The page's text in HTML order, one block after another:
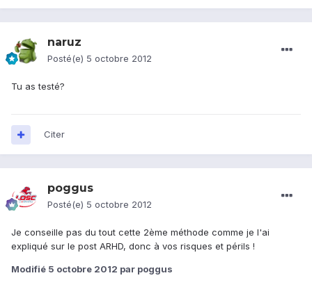
naruz
Posté(e) 5 octobre 2012
Tu as testé?
Citer
poggus
Posté(e) 5 octobre 2012
Je conseille pas du tout cette 2ème méthode comme je l'ai
expliqué sur le post ARHD, donc à vos risques et périls !
Modifié 5 octobre 2012 par poggus